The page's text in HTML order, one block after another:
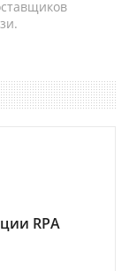
RPA